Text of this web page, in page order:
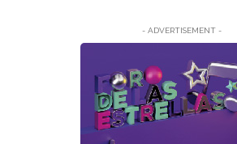
- ADVERTISEMENT -